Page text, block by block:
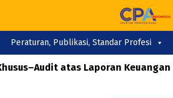
Peraturan, Publikasi, Standar Profesi
atas Laporan